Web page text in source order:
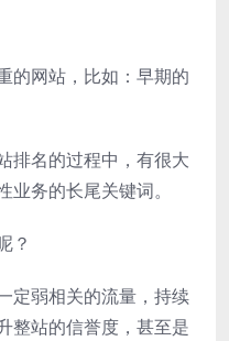
的网站，比如：早期的
排名的过程中，有很大
务的长尾关键词。
？
定弱相关的流量，持续
整站的信誉度，甚至是